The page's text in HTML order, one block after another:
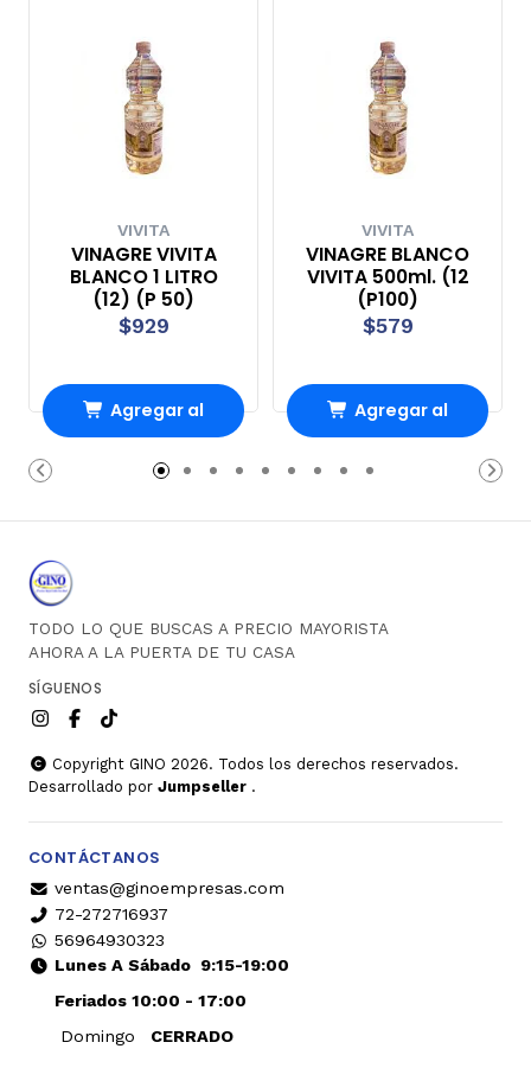
VIVITA
VINAGRE VIVITA
BLANCO 1 LITRO
(12) (P 50)
$929
Agregar al
Carro
VIVITA
VINAGRE BLANCO
VIVITA 500ml. (12
(P100)
$579
Agregar al
Carro
TODO LO QUE BUSCAS A PRECIO MAYORISTA
AHORA A LA PUERTA DE TU CASA
SÍGUENOS
Copyright GINO 2026. Todos los derechos reservados.
Desarrollado por Jumpseller .
CONTÁCTANOS
ventas@ginoempresas.com
72-272716937
56964930323
Lunes A Sábado9:15-19:00
Feriados 10:00 - 17:00
Domingo
CERRADO